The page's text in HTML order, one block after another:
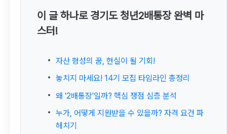
이 글 하나로 경기도 청년2배통장 완벽 마
스터!
자산 형성의 꿈, 현실이 될 기회!
놓치지 마세요! 14기 모집 타임라인 총정리
왜 '2배통장'일까? 핵심 쟁점 심층 분석
누가, 어떻게 지원받을 수 있을까? 자격 요건 파
헤치기